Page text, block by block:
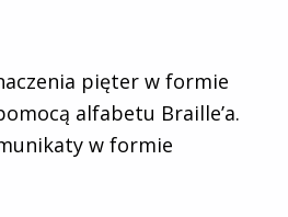
pięter w formie
alfabetu Braille’a.
w formie